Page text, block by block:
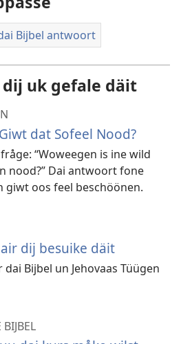
Bijbel antwoort
uk gefale däit
dat Sofeel Nood?
“Woweegen is ine wild
nood?” Dai antwoort fone
giwt oos feel beschöönen.
dij besuike däit
Bijbel un Jehovaas Tüügen